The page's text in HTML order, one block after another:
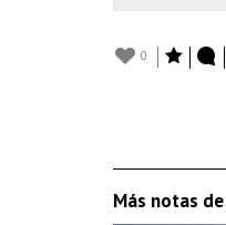
0
Más notas